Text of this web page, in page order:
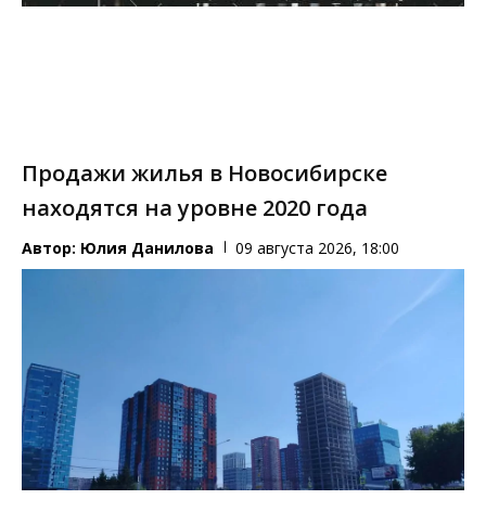
Продажи жилья в Новосибирске
находятся на уровне 2020 года
Автор: Юлия Данилова 09 августа 2026, 18:00